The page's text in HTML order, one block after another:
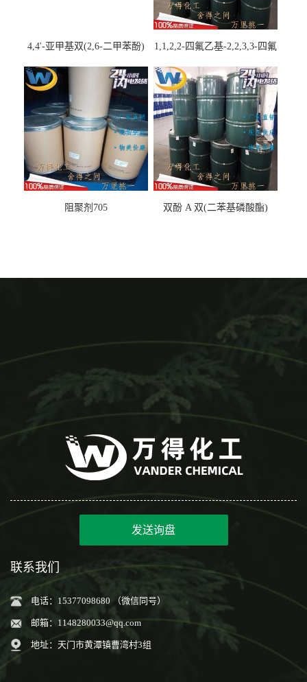
4,4'-亚甲基双(2,6-二甲苯酚)
1,1,2,2-四氟乙基-2,2,3,3-四氟
阻聚剂705 双酚 A 双(二苯基磷酸酯)
发送询盘
联系我们
电话：15377098680 （微信同号）
邮箱： 1148280033@qq.com
地址：天门市黄潭镇曹湾村3组